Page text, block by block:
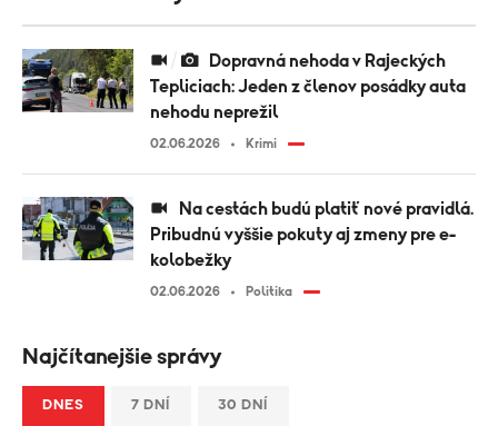
Tepliciach: Jeden z členov posádky auta
nehodu neprežil
02.06.2026 Krimi
Pribudnú vyššie pokuty aj zmeny pre e-
kolobežky
02.06.2026 Politika
Najčítanejšie správy
DNES 7 DNÍ 30 DNÍ